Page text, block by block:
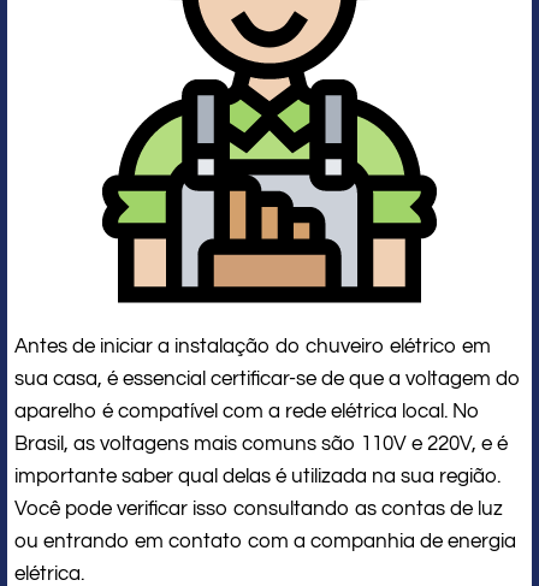
Antes de iniciar a instalação do chuveiro elétrico em
sua casa, é essencial certificar-se de que a voltagem do
aparelho é compatível com a rede elétrica local. No
Brasil, as voltagens mais comuns são 110V e 220V, e é
importante saber qual delas é utilizada na sua região.
Você pode verificar isso consultando as contas de luz
ou entrando em contato com a companhia de energia
elétrica.